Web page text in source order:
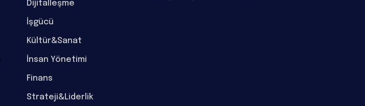
Dijitalleşme
İşgücü
Kültür&Sanat
İnsan Yönetimi
Finans
Strateji&Liderlik